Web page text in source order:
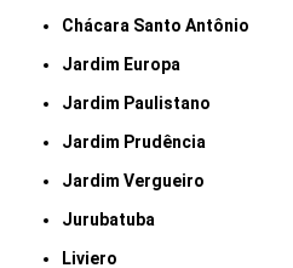
Chácara Santo Antônio
Jardim Europa
Jardim Paulistano
Jardim Prudência
Jardim Vergueiro
Jurubatuba
Liviero